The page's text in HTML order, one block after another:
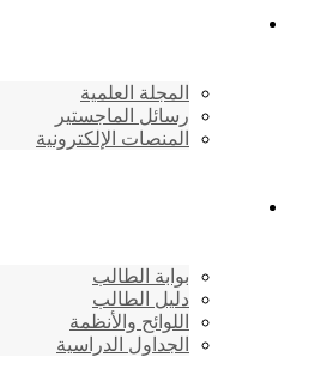
المجلة العلمية
رسائل الماجستير
المنصات الإلكترونية
بوابة الطالب
دليل الطالب
اللوائح والأنظمة
الجداول الدراسية